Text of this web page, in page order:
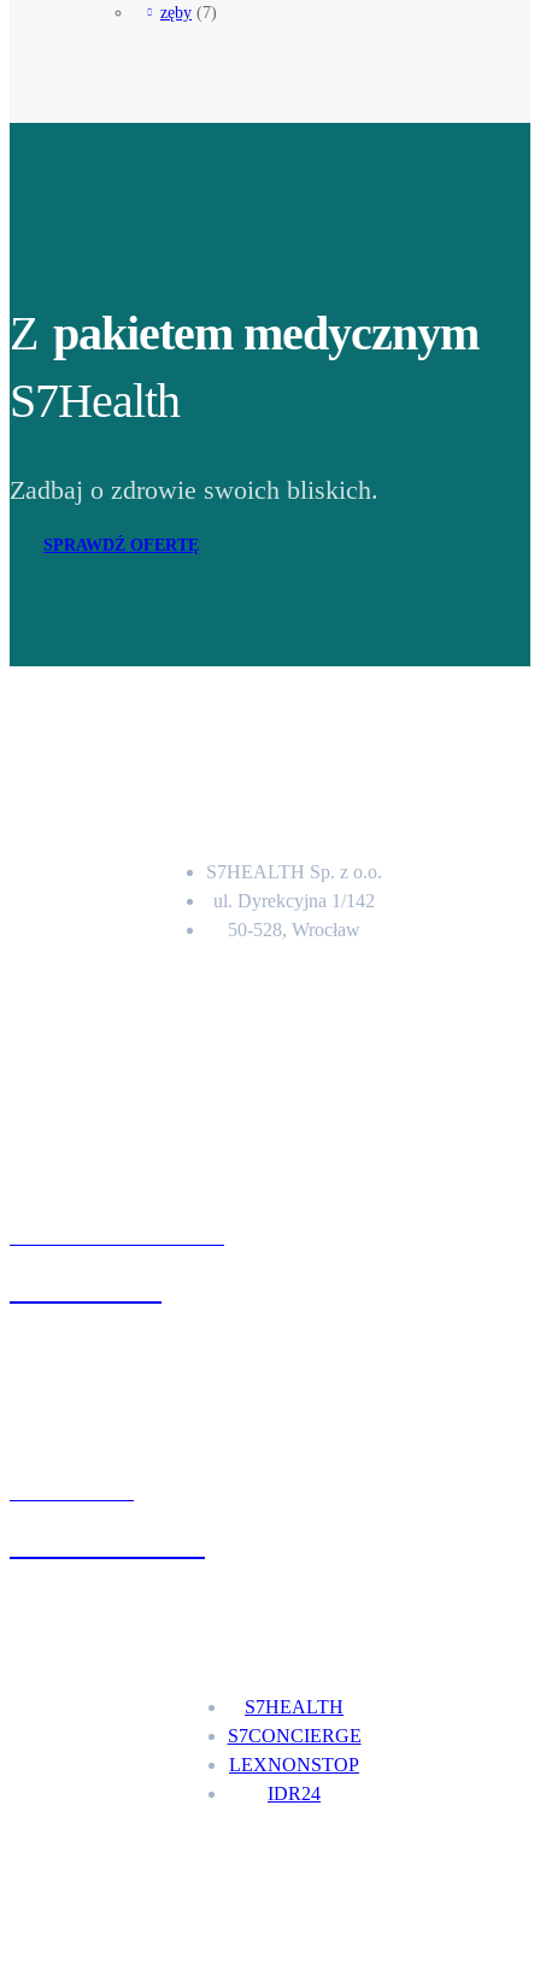
zęby (7)
Z pakietem medycznym
S7Health
Zadbaj o zdrowie swoich bliskich.
SPRAWDŹ OFERTĘ
S7HEALTH Sp. z o.o.
ul. Dyrekcyjna 1/142
50-528, Wrocław
S7HEALTH
S7CONCIERGE
LEXNONSTOP
IDR24